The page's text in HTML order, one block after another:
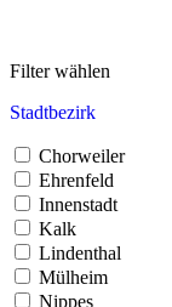
Filter wählen
Stadtbezirk
Chorweiler
Ehrenfeld
Innenstadt
Kalk
Lindenthal
Mülheim
Nippes